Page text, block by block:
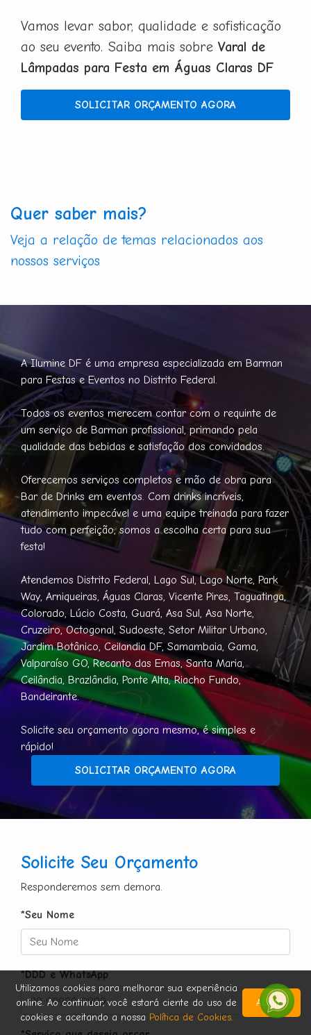
Vamos levar sabor, qualidade e sofisticação
ao seu evento. Saiba mais sobre Varal de
Lâmpadas para Festa em Águas Claras DF
SOLICITAR ORÇAMENTO AGORA
Quer saber mais?
Veja a relação de temas relacionados aos
nossos serviços
A Ilumine DF é uma empresa especializada em Barman
para Festas e Eventos no Distrito Federal.
Todos os eventos merecem contar com o requinte de
um serviço de Barman profissional, primando pela
qualidade das bebidas e satisfação dos convidados.
Oferecemos serviços completos e mão de obra para
Bar de Drinks em eventos. Com drinks incríveis,
atendimento impecável e uma equipe treinada para fazer
tudo com perfeição, somos a escolha certa para sua
festa!
Atendemos Distrito Federal, Lago Sul, Lago Norte, Park
Way, Arniqueiras, Águas Claras, Vicente Pires, Taguatinga,
Colorado, Lúcio Costa, Guará, Asa Sul, Asa Norte,
Cruzeiro, Octogonal, Sudoeste, Setor Militar Urbano,
Jardim Botânico, Ceilandia DF, Samambaia, Gama,
Valparaíso GO, Recanto das Emas, Santa Maria,
Ceilândia, Brazlândia, Ponte Alta, Riacho Fundo,
Bandeirante.
Solicite seu orçamento agora mesmo, é simples e
rápido!
SOLICITAR ORÇAMENTO AGORA
Solicite Seu Orçamento
Responderemos sem demora.
*Seu Nome
*DDD e WhatsApp
Utilizamos cookies para melhorar sua experiência
online. Ao continuar, você estará ciente do uso de
cookies e aceitando a nossa Política de Cookies.
Aceitar